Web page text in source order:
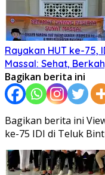
Rayakan HUT ke-75,
Massal: Sehat,
Bagikan berita ini
Bagikan berita ini
ke-75 IDI di Teluk